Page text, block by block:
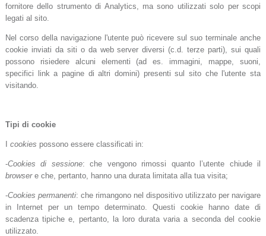
fornitore dello strumento di Analytics, ma sono utilizzati solo per scopi
legati al sito.
Nel corso della navigazione l'utente può ricevere sul suo terminale anche
cookie inviati da siti o da web server diversi (c.d. terze parti), sui quali
possono risiedere alcuni elementi (ad es. immagini, mappe, suoni,
specifici link a pagine di altri domini) presenti sul sito che l'utente sta
visitando.
Tipi di cookie
I cookies possono essere classificati in:
-Cookies di sessione: che vengono rimossi quanto l’utente chiude il
browsere che, pertanto, hanno una durata limitata alla tua visita;
-Cookies permanenti: che rimangono nel dispositivo utilizzato per navigare
in Internet per un tempo determinato. Questi cookie hanno date di
scadenza tipiche e, pertanto, la loro durata varia a seconda del cookie
utilizzato.